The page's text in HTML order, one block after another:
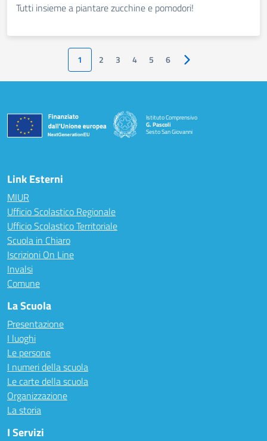
Tutti insieme a piantare zucchine e pomodori!
1 2 3 4 5 6 Pagina successiva
Istituto Comprensivo
G. Pascoli
Sesto San Giovanni
Link Esterni
MIUR
Ufficio Scolastico Regionale
Ufficio Scolastico Territoriale
Scuola in Chiaro
Iscrizioni On Line
Invalsi
Comune
La Scuola
Presentazione
I luoghi
Le persone
I numeri della scuola
Le carte della scuola
Organizzazione
La storia
I Servizi